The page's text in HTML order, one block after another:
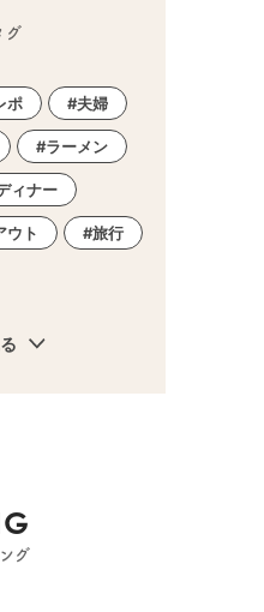
グ
ポ 夫婦
ラーメン
ィナー
ウト 旅行
グ